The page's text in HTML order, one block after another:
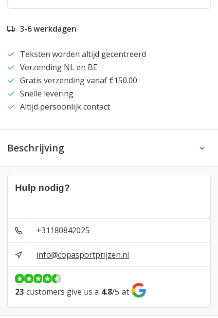
3-6 werkdagen
Teksten worden altijd gecentreerd
Verzending NL en BE
Gratis verzending vanaf €150.00
Snelle levering
Altijd persoonlijk contact
Beschrijving
Hulp nodig?
+31180842025
info@copasportprijzen.nl
23 customers give us a 4.8/5 at